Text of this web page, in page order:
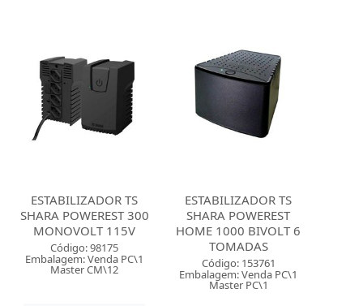
ESTABILIZADOR TS
SHARA POWEREST 300
MONOVOLT 115V
Código: 98175
Embalagem: Venda PC\1
Master CM\12
ESTABILIZADOR TS
SHARA POWEREST
HOME 1000 BIVOLT 6
TOMADAS
Código: 153761
Embalagem: Venda PC\1
Master PC\1